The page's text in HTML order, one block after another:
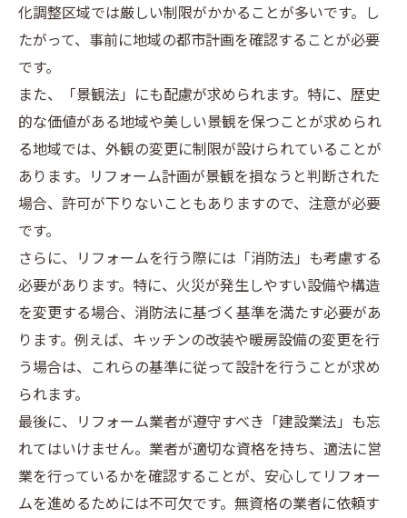
化調整区域では厳しい制限がかかることが多いです。し
たがって、事前に地域の都市計画を確認することが必要
です。
また、「景観法」にも配慮が求められます。特に、歴史
的な価値がある地域や美しい景観を保つことが求められ
る地域では、外観の変更に制限が設けられていることが
あります。リフォーム計画が景観を損なうと判断された
場合、許可が下りないこともありますので、注意が必要
です。
さらに、リフォームを行う際には「消防法」も考慮する
必要があります。特に、火災が発生しやすい設備や構造
を変更する場合、消防法に基づく基準を満たす必要があ
ります。例えば、キッチンの改装や暖房設備の変更を行
う場合は、これらの基準に従って設計を行うことが求め
られます。
最後に、リフォーム業者が遵守すべき「建設業法」も忘
れてはいけません。業者が適切な資格を持ち、適法に営
業を行っているかを確認することが、安心してリフォー
ムを進めるためには不可欠です。無資格の業者に依頼す